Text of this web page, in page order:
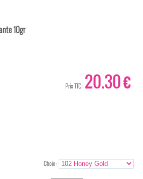
10gr
Prix TTC : 20.30 €
Choix :